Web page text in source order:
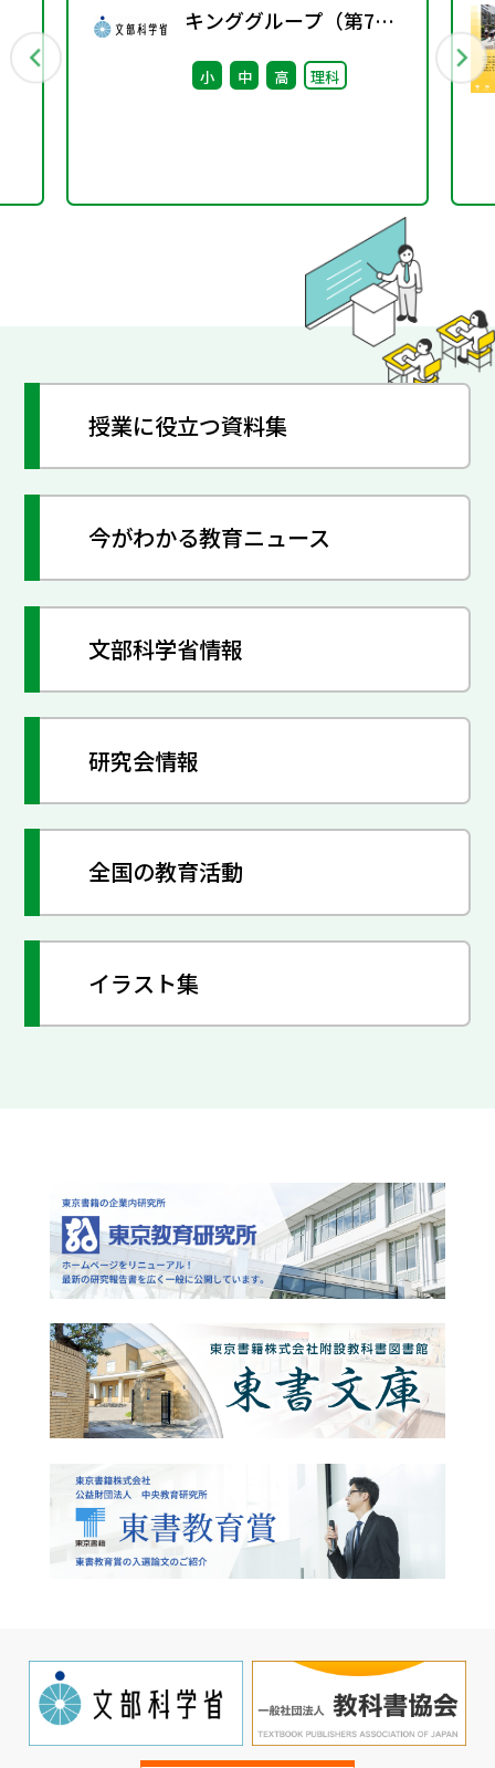
キンググループ（第7
回） 配付資料 ※算
数・数学ワーキンググル
小 中 高 理科
授業に役立つ資料集
今がわかる教育ニュース
文部科学省情報
研究会情報
全国の教育活動
イラスト集